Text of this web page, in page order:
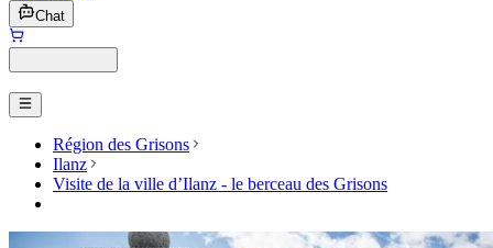
Chat
Région des Grisons
Ilanz
Visite de la ville d’Ilanz - le berceau des Grisons